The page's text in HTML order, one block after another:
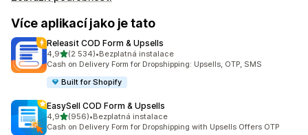
Více aplikací jako je tato
Releasit COD Form & Upsells
4,9z 5 hvězd
(2 534)
Celkový počet recenzí: 2534
•Bezplatná instalace
Cash on Delivery Form for Dropshipping: Upsells, OTP, SMS
Built for Shopify
EasySell COD Form & Upsells
4,9z 5 hvězd
(956)
Celkový počet recenzí: 956
•Bezplatná instalace
Cash on Delivery Form for Dropshipping with Upsells Offers OTP